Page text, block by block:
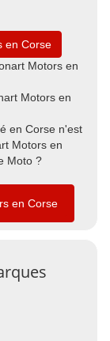
en Corse
Motors en
Motors en
en Corse n'est
Motors en
Moto ?
en Corse